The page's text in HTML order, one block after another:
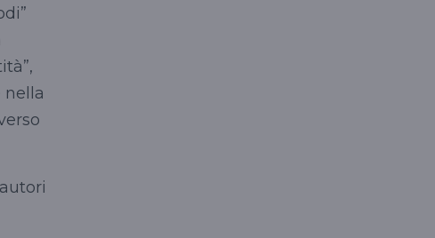
nella